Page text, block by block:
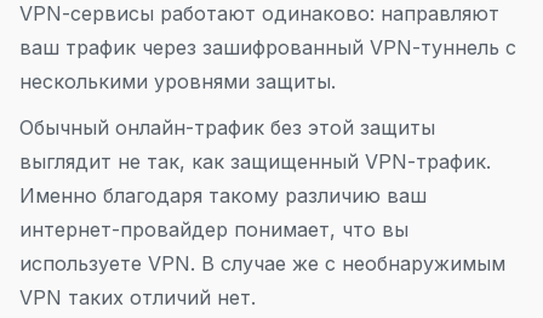
VPN-сервисы работают одинаково: направляют
ваш трафик через зашифрованный VPN-туннель с
несколькими уровнями защиты.
Обычный онлайн-трафик без этой защиты
выглядит не так, как защищенный VPN-трафик.
Именно благодаря такому различию ваш
интернет-провайдер понимает, что вы
используете VPN. В случае же с необнаружимым
VPN таких отличий нет.